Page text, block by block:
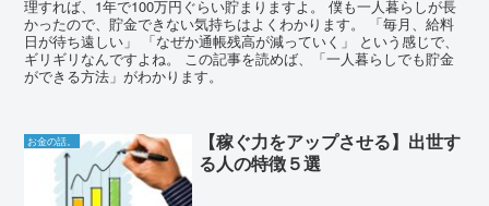
理すれば、1年で100万円ぐらい貯まりますよ。 僕も一人暮らしが長
かったので、貯金できない気持ちはよくわかります。 「毎月、給料
日が待ち遠しい」 「なぜか通帳残高が減っていく」 という感じで、
ギリギリなんですよね。 この記事を読めば、「一人暮らしでも貯金
ができる方法」がわかります。
お金の話。
【稼ぐ力をアップさせる】出世す
る人の特徴５選